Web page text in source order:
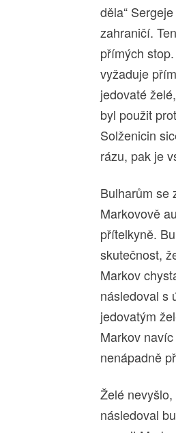
děla“
zahraničí.
přímých
vyžaduje
jedovaté
byl použit
Solženicin
rázu, pak je
Bulharům se
Markovově
přítelkyně.
skutečnost,
Markov
následoval s
jedovatým
Markov
nenápadně
Želé
následoval